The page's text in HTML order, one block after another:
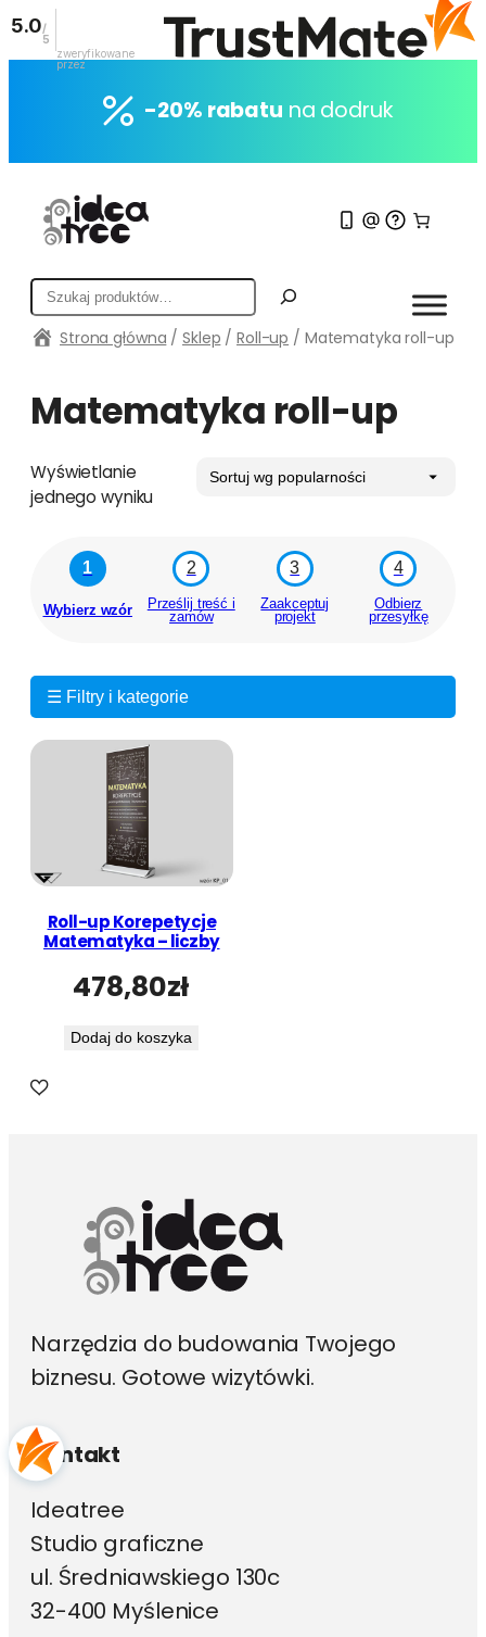
Przejdź
-20% rabatu na dodruk
S
z
u
Strona główna / Sklep / Roll-up / Matematyka roll-up
Matematyka roll-up
Wyświetlanie
jednego wyniku
1
Wybierz wzór
2
Prześlij treść i
zamów
3
Zaakceptuj
projekt
4
Odbierz
przesyłkę
☰ Filtry i kategorie
Roll-up Korepetycje
Matematyka – liczby
478,80zł
Dodaj do koszyka
Narzędzia do budowania Twojego
biznesu. Gotowe wizytówki.
Kontakt
Ideatree
Studio graficzne
ul. Średniawskiego 130c
32-400 Myślenice
5.0/
5
zweryfikowane
przez